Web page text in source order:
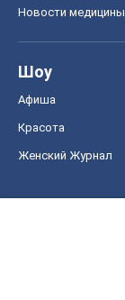
Новости медицины
Шоу
Афиша
Красота
Женский Журнал